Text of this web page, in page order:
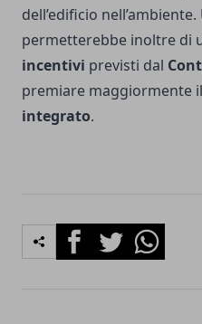
dell’edificio
permetterebbe inoltre di
incentivi previsti dal
premiare maggiormente
integrato.
FacebookTwitterWhatsapp